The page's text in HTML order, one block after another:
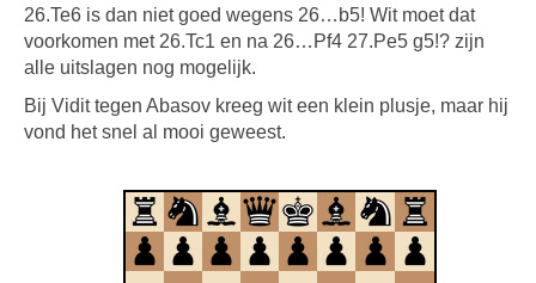
26.Te6 is dan niet goed wegens 26…b5! Wit moet dat
voorkomen met 26.Tc1 en na 26…Pf4 27.Pe5 g5!? zijn
alle uitslagen nog mogelijk.
Bij Vidit tegen Abasov kreeg wit een klein plusje, maar hij
vond het snel al mooi geweest.